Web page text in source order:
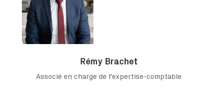
Rémy Brachet
Associé en charge de l'expertise-comptable